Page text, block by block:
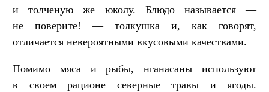
и толченую же юколу. Блюдо называется —
не поверите! — толкушка и, как говорят,
отличается невероятными вкусовыми качествами.
Помимо мяса и рыбы, нганасаны используют
в своем рационе северные травы и ягоды.